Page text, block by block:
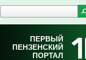
ПЕРВЫЙ
ПЕНЗЕНСКИЙ
ПОРТАЛ